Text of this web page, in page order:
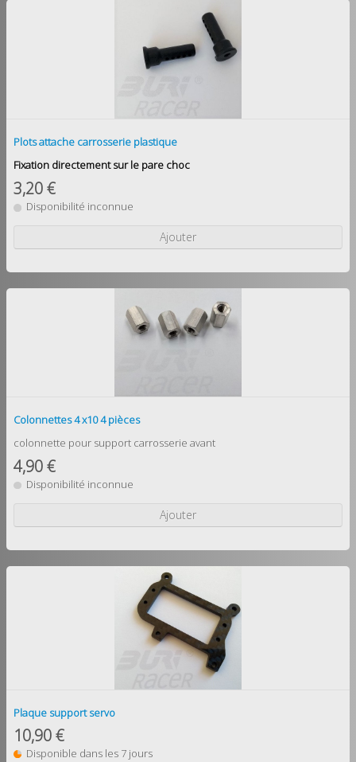
Plots attache carrosserie plastique
Fixation directement sur le pare choc
3,20 €
Disponibilité inconnue
Ajouter
Colonnettes 4 x10 4 pièces
colonnette pour support carrosserie avant
4,90 €
Disponibilité inconnue
Ajouter
Plaque support servo
10,90 €
Disponible dans les 7 jours